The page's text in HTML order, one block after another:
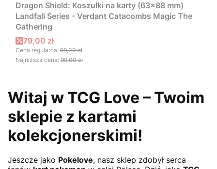
Dragon Shield: Koszulki na karty (63x88 mm)
Landfall Series - Verdant Catacombs Magic The
Gathering
Cena promocyjna
79,00 zł
Cena regularna: 99,00 zł
Najniższa cena: 99,00 zł
Witaj w TCG Love – Twoim
sklepie z kartami
kolekcjonerskimi!
Jeszcze jako Pokelove, nasz sklep zdobył serca